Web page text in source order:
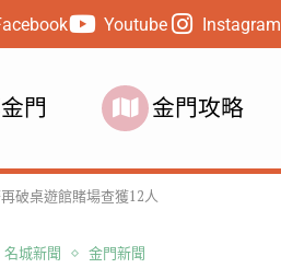
Youtube Instagram
門 金門攻略
破桌遊館賭場查獲12人
名城新聞 金門新聞